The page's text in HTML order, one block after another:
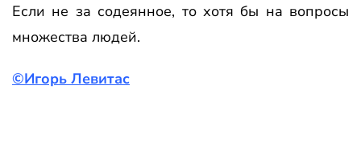
Если не за содеянное, то хотя бы на вопросы
множества людей.
©Игорь Левитас